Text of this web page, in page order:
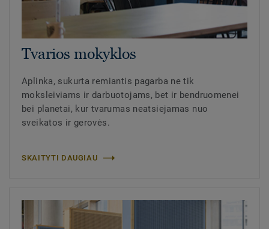
Tvarios mokyklos
Aplinka, sukurta remiantis pagarba ne tik
moksleiviams ir darbuotojams, bet ir bendruomenei
bei planetai, kur tvarumas neatsiejamas nuo
sveikatos ir gerovės.
SKAITYTI DAUGIAU